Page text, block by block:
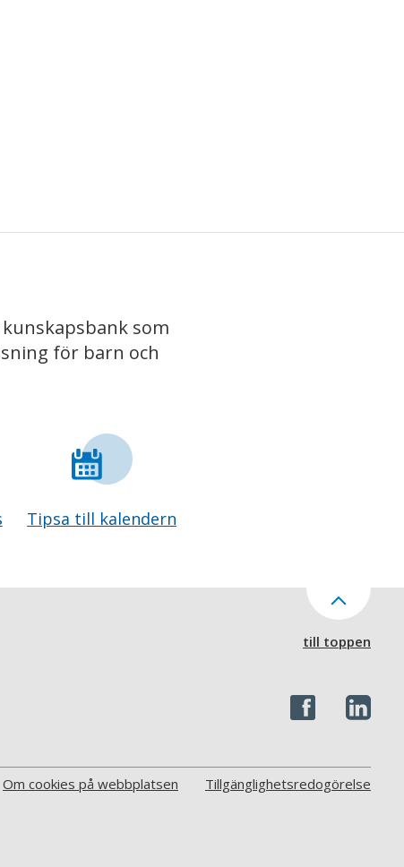
som
för barn och
Tipsa till kalendern
till toppen
Om cookies på webbplatsen Tillgänglighetsredogörelse